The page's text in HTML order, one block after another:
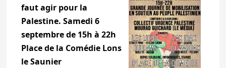
faut agir pour la
Palestine. Samedi 6
septembre de 15h à 22h
Place de la Comédie Lons
le Saunier